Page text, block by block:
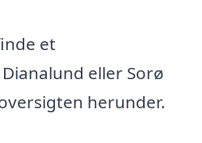
et
eller Sorø
herunder.